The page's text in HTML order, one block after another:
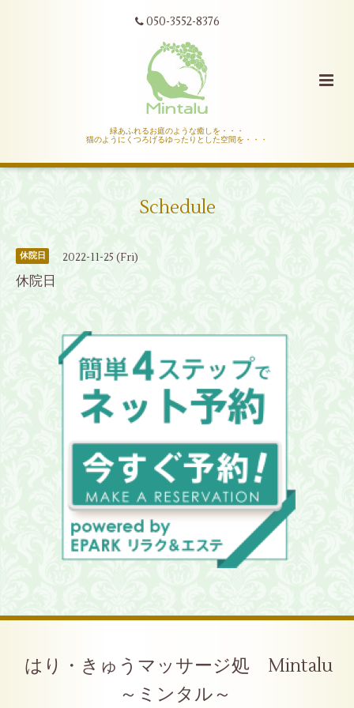
050-3552-8376
緑あふれるお庭のような癒しを・・・
猫のようにくつろげるゆったりとした空間を・・・
Schedule
休院日 2022-11-25 (Fri)
休院日
はり・きゅうマッサージ処 Mintalu
～ミンタル～